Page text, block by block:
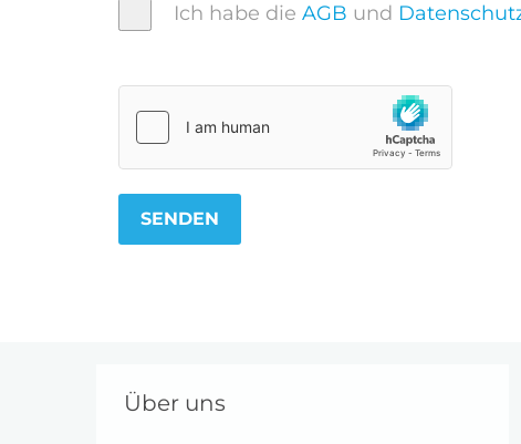
Ich habe die AGB und
SENDEN
Über uns